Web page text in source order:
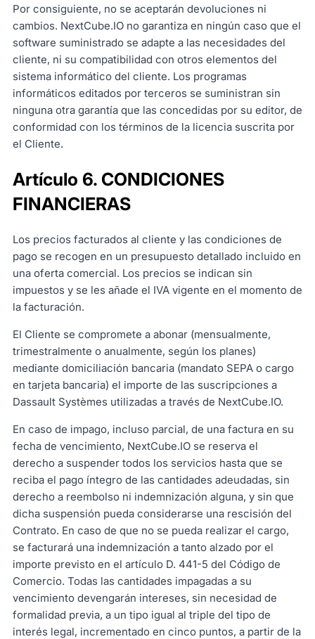
Por consiguiente, no se aceptarán devoluciones ni
cambios. NextCube.IO no garantiza en ningún caso que el
software suministrado se adapte a las necesidades del
cliente, ni su compatibilidad con otros elementos del
sistema informático del cliente. Los programas
informáticos editados por terceros se suministran sin
ninguna otra garantía que las concedidas por su editor, de
conformidad con los términos de la licencia suscrita por
el Cliente.
Artículo 6. CONDICIONES
FINANCIERAS
Los precios facturados al cliente y las condiciones de
pago se recogen en un presupuesto detallado incluido en
una oferta comercial. Los precios se indican sin
impuestos y se les añade el IVA vigente en el momento de
la facturación.
El Cliente se compromete a abonar (mensualmente,
trimestralmente o anualmente, según los planes)
mediante domiciliación bancaria (mandato SEPA o cargo
en tarjeta bancaria) el importe de las suscripciones a
Dassault Systèmes utilizadas a través de NextCube.IO.
En caso de impago, incluso parcial, de una factura en su
fecha de vencimiento, NextCube.IO se reserva el
derecho a suspender todos los servicios hasta que se
reciba el pago íntegro de las cantidades adeudadas, sin
derecho a reembolso ni indemnización alguna, y sin que
dicha suspensión pueda considerarse una rescisión del
Contrato. En caso de que no se pueda realizar el cargo,
se facturará una indemnización a tanto alzado por el
importe previsto en el artículo D. 441-5 del Código de
Comercio. Todas las cantidades impagadas a su
vencimiento devengarán intereses, sin necesidad de
formalidad previa, a un tipo igual al triple del tipo de
interés legal, incrementado en cinco puntos, a partir de la